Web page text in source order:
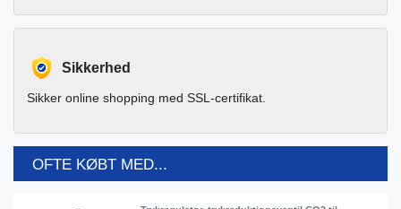
Sikkerhed
Sikker online shopping med SSL-certifikat.
OFTE KØBT MED...